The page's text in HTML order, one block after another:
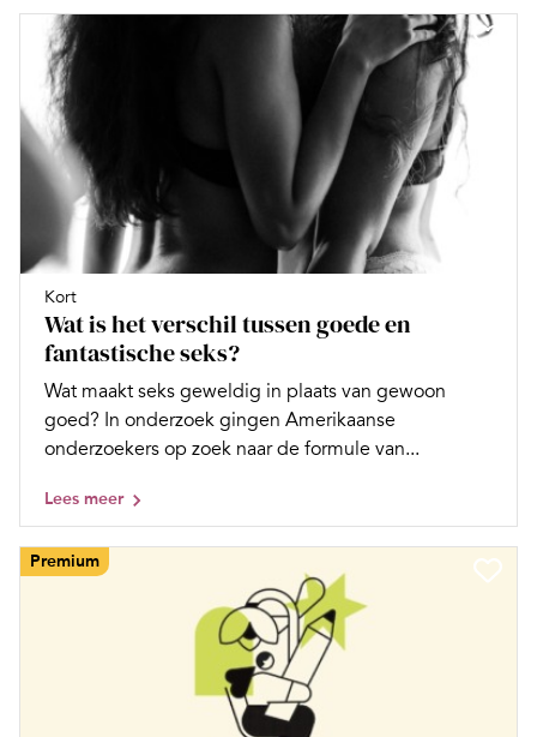
Kort
Wat is het verschil tussen goede en
fantastische seks?
Wat maakt seks geweldig in plaats van gewoon
goed? In onderzoek gingen Amerikaanse
onderzoekers op zoek naar de formule van...
Lees meer
Premium